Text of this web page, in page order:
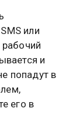
или
и
попадут в
его в